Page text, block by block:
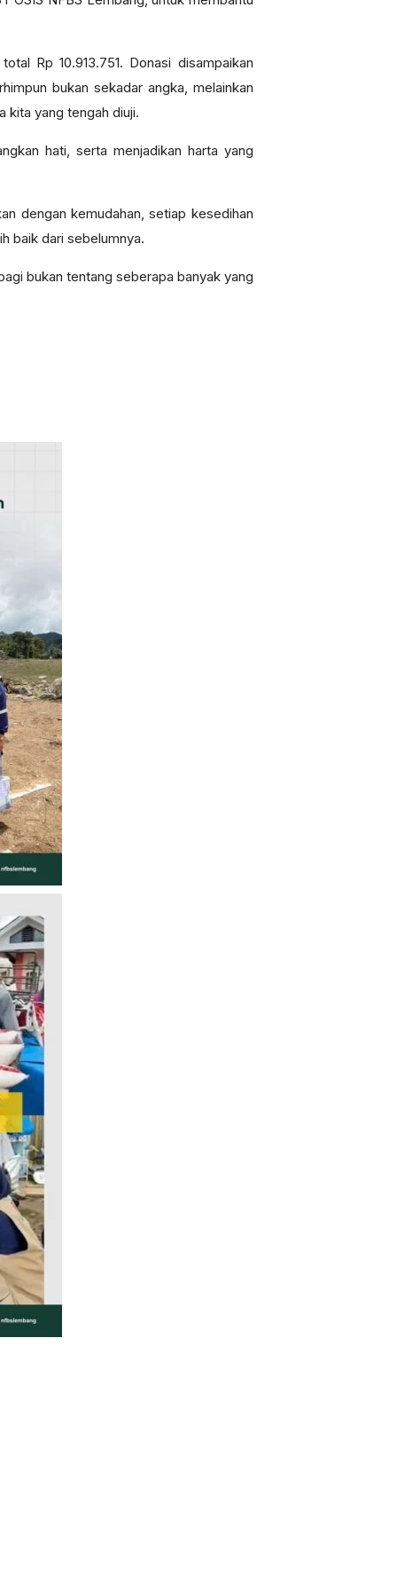
Rp 10.913.751. Donasi disampaikan
bukan sekadar angka, melainkan
kita yang tengah diuji.
hati, serta menjadikan harta yang
dengan kemudahan, setiap kesedihan
baik dari sebelumnya.
bukan tentang seberapa banyak yang